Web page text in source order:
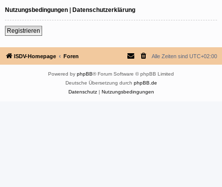
Nutzungsbedingungen | Datenschutzerklärung
Registrieren
ISDV-Homepage Foren Alle Zeiten sind UTC+02:00
Powered by phpBB® Forum Software © phpBB Limited
Deutsche Übersetzung durch phpBB.de
Datenschutz| Nutzungsbedingungen